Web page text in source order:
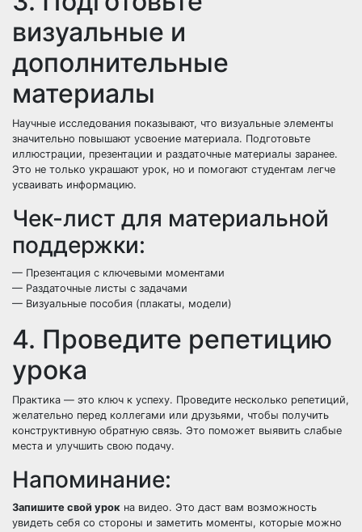
визуальные и
дополнительные
материалы
Научные исследования показывают, что визуальные элементы
значительно повышают усвоение материала. Подготовьте
иллюстрации, презентации и раздаточные материалы заранее.
Это не только украшают урок, но и помогают студентам легче
усваивать информацию.
Чек-лист для материальной
поддержки:
— Презентация с ключевыми моментами
— Раздаточные листы с задачами
— Визуальные пособия (плакаты, модели)
4. Проведите репетицию
урока
Практика — это ключ к успеху. Проведите несколько репетиций,
желательно перед коллегами или друзьями, чтобы получить
конструктивную обратную связь. Это поможет выявить слабые
места и улучшить свою подачу.
Напоминание:
Запишите свой урок на видео. Это даст вам возможность
увидеть себя со стороны и заметить моменты, которые можно